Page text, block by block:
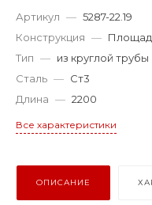
Артикул — 5287-22.19
Конструкция —
Тип — из круглой трубы
Сталь — Ст3
Длина — 2200
Все характеристики
ОПИСАНИЕ